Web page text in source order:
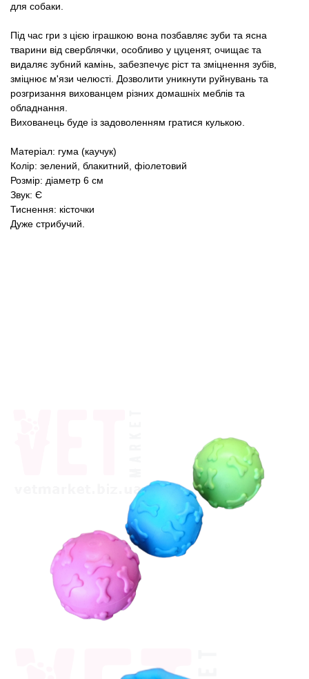
для собаки.
Під час гри з цією іграшкою вона позбавляє зуби та ясна
тварини від сверблячки, особливо у цуценят, очищає та
видаляє зубний камінь, забезпечує ріст та зміцнення зубів,
зміцнює м'язи челюсті. Дозволити уникнути руйнувань та
розгризання вихованцем різних домашніх меблів та
обладнання.
Вихованець буде із задоволенням гратися кулькою.
Матеріал: гума (каучук)
Колір: зелений, блакитний, фіолетовий
Розмір: діаметр 6 см
Звук: Є
Тиснення: кісточки
Дуже стрибучий.